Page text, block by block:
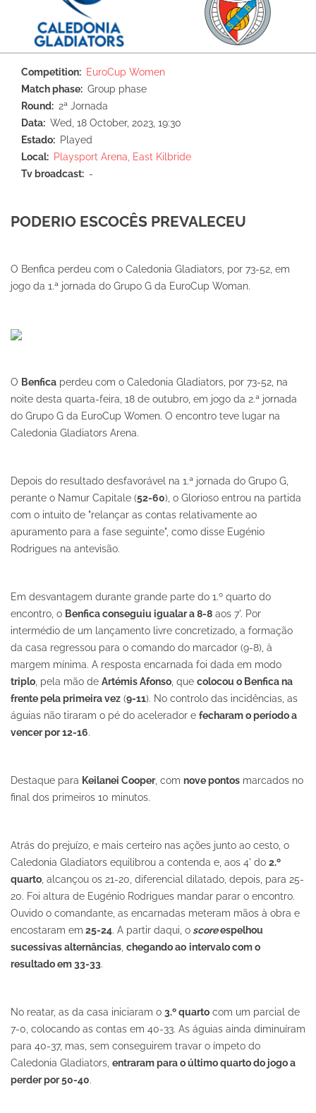
Competition
EuroCup Women
Match phase
Group phase
Round
2ª Jornada
Data
Wed, 18 October, 2023, 19:30
Estado
Played
Local
Playsport Arena, East Kilbride
Tv broadcast
-
PODERIO ESCOCÊS PREVALECEU
O Benfica perdeu com o Caledonia Gladiators, por 73-52, em
jogo da 1.ª jornada do Grupo G da EuroCup Woman.
O Benfica perdeu com o Caledonia Gladiators, por 73-52, na
noite desta quarta-feira, 18 de outubro, em jogo da 2.ª jornada
do Grupo G da EuroCup Women. O encontro teve lugar na
Caledonia Gladiators Arena.
Depois do resultado desfavorável na 1.ª jornada do Grupo G,
perante o Namur Capitale (52-60), o Glorioso entrou na partida
com o intuito de "relançar as contas relativamente ao
apuramento para a fase seguinte", como disse Eugénio
Rodrigues na antevisão.
Em desvantagem durante grande parte do 1.º quarto do
encontro, o Benfica conseguiu igualar a 8-8 aos 7'. Por
intermédio de um lançamento livre concretizado, a formação
da casa regressou para o comando do marcador (9-8), à
margem mínima. A resposta encarnada foi dada em modo
triplo , pela mão de Artémis Afonso , que colocou o Benfica na
frente pela primeira vez (9-11). No controlo das incidências, as
águias não tiraram o pé do acelerador e fecharam o período a
vencer por 12-16.
Destaque para Keilanei Cooper, com nove pontos marcados no
final dos primeiros 10 minutos.
Atrás do prejuízo, e mais certeiro nas ações junto ao cesto, o
Caledonia Gladiators equilibrou a contenda e, aos 4' do 2.º
quarto , alcançou os 21-20, diferencial dilatado, depois, para 25-
20. Foi altura de Eugénio Rodrigues mandar parar o encontro.
Ouvido o comandante, as encarnadas meteram mãos à obra e
encostaram em 25-24. A partir daqui, oscoreespelhou
sucessivas alternâncias chegando ao intervalo com o
resultado em 33-33.
No reatar, as da casa iniciaram o 3.º quarto com um parcial de
7-0, colocando as contas em 40-33. As águias ainda diminuíram
para 40-37, mas, sem conseguirem travar o ímpeto do
Caledonia Gladiators, entraram para o último quarto do jogo a
perder por 50-40.